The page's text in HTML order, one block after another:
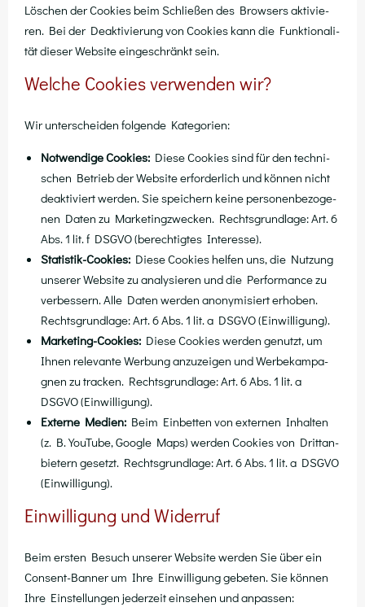
Löschen der Coo­kies beim Schlie­ßen des Brow­sers akti­vie­
ren. Bei der Deak­ti­vie­rung von Coo­kies kann die Funk­tio­na­li­
tät die­ser Web­site ein­ge­schränkt sein.
Welche Cookies verwenden wir?
Wir unter­schei­den fol­gen­de Kategorien:
Not­wen­di­ge Coo­kies: Die­se Coo­kies sind für den tech­ni­
schen Betrieb der Web­site erfor­der­lich und kön­nen nicht
deak­ti­viert wer­den. Sie spei­chern kei­ne per­so­nen­be­zo­ge­
nen Daten zu Mar­ke­ting­zwe­cken. Rechts­grund­la­ge: Art. 6
Abs. 1 lit. f DSGVO (berech­tig­tes Interesse).
Sta­tis­tik-Coo­kies: Die­se Coo­kies hel­fen uns, die Nut­zung
unse­rer Web­site zu ana­ly­sie­ren und die Per­for­mance zu
ver­bes­sern. Alle Daten wer­den anony­mi­siert erho­ben.
Rechts­grund­la­ge: Art. 6 Abs. 1 lit. a DSGVO (Ein­wil­li­gung).
Mar­ke­ting-Coo­kies: Die­se Coo­kies wer­den genutzt, um
Ihnen rele­van­te Wer­bung anzu­zei­gen und Wer­be­kam­pa­
gnen zu tra­cken. Rechts­grund­la­ge: Art. 6 Abs. 1 lit. a
DSGVO (Ein­wil­li­gung).
Exter­ne Medi­en: Beim Ein­bet­ten von exter­nen Inhal­ten
(z. B. You­Tube, Goog­le Maps) wer­den Coo­kies von Dritt­an­
bie­tern gesetzt. Rechts­grund­la­ge: Art. 6 Abs. 1 lit. a DSGVO
(Ein­wil­li­gung).
Einwilligung und Widerruf
Beim ers­ten Besuch unse­rer Web­site wer­den Sie über ein
Con­sent-Ban­ner um Ihre Ein­wil­li­gung gebe­ten. Sie kön­nen
Ihre Ein­stel­lun­gen jeder­zeit ein­se­hen und anpassen: